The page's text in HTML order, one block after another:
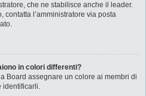
che ne stabilisce anche il leader.
l’amministratore via posta
in colori differenti?
Board assegnare un colore ai membri di
identificarli.